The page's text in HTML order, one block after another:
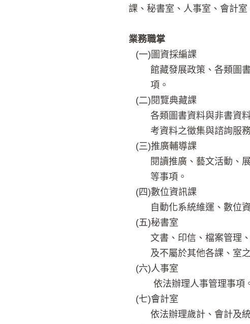
課、秘書室、人事室、會計室
業務職掌
(一)圖資採編課
館藏發展政策、各類圖
項。
(二)閱覽典藏課
各類圖書資料與非書資
考資料之徵集與諮詢服
(三)推廣輔導課
閱讀推廣、藝文活動、
等事項。
(四)數位資訊課
自動化系統維運、數位
(五)秘書室
文書、印信、檔案管理
及不屬於其他各課、室
(六)人事室
依法辦理人事管理事項
(七)會計室
依法辦理歲計、會計及